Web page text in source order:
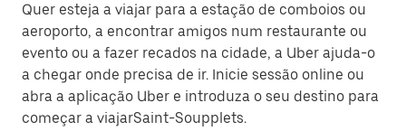
Quer esteja a viajar para a estação de comboios ou
aeroporto, a encontrar amigos num restaurante ou
evento ou a fazer recados na cidade, a Uber ajuda-o
a chegar onde precisa de ir. Inicie sessão online ou
abra a aplicação Uber e introduza o seu destino para
começar a viajarSaint-Soupplets.